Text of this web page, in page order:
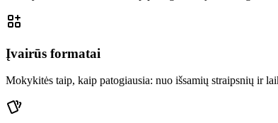
Įvairūs formatai
Mokykitės taip, kaip patogiausia: nuo išsamių straipsnių ir